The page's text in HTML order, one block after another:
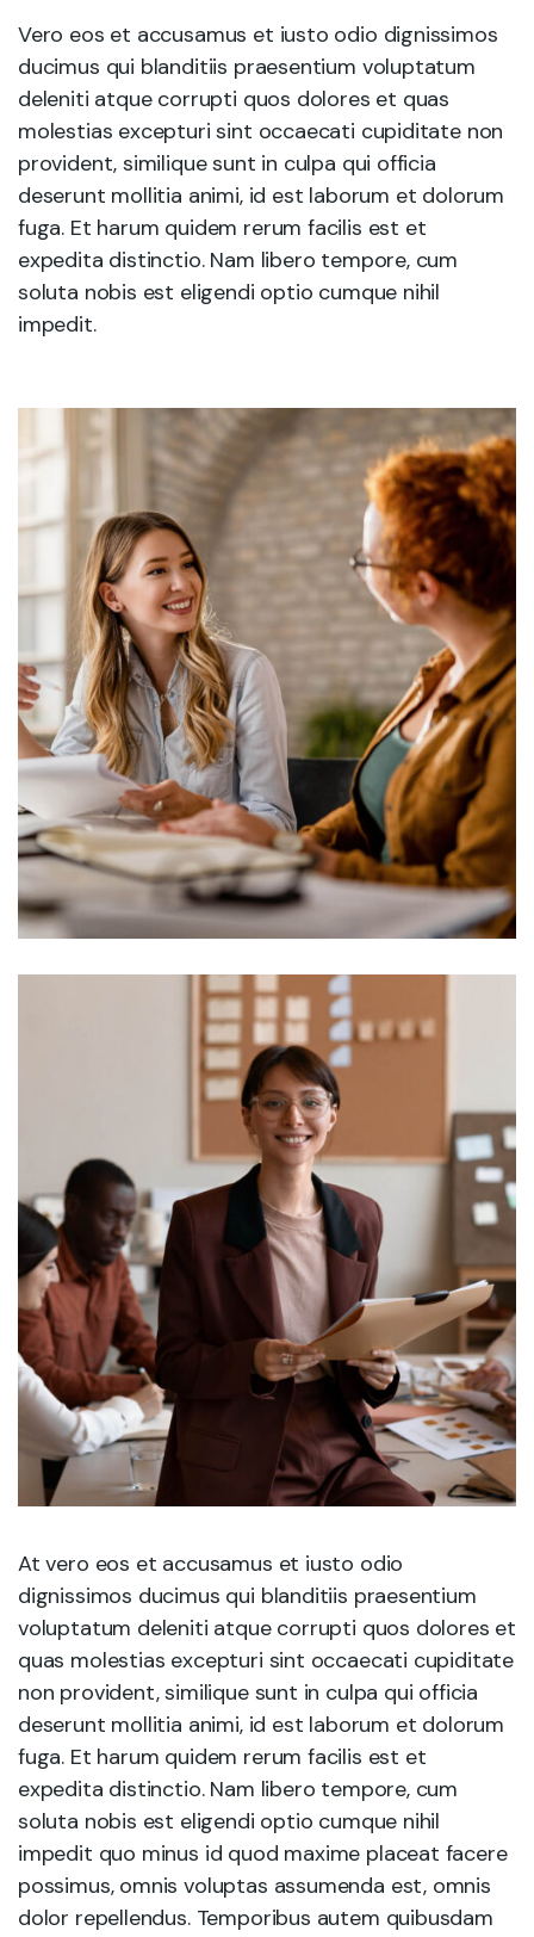
Vero eos et accusamus et iusto odio dignissimos
ducimus qui blanditiis praesentium voluptatum
deleniti atque corrupti quos dolores et quas
molestias excepturi sint occaecati cupiditate non
provident, similique sunt in culpa qui officia
deserunt mollitia animi, id est laborum et dolorum
fuga. Et harum quidem rerum facilis est et
expedita distinctio. Nam libero tempore, cum
soluta nobis est eligendi optio cumque nihil
impedit.
At vero eos et accusamus et iusto odio
dignissimos ducimus qui blanditiis praesentium
voluptatum deleniti atque corrupti quos dolores et
quas molestias excepturi sint occaecati cupiditate
non provident, similique sunt in culpa qui officia
deserunt mollitia animi, id est laborum et dolorum
fuga. Et harum quidem rerum facilis est et
expedita distinctio. Nam libero tempore, cum
soluta nobis est eligendi optio cumque nihil
impedit quo minus id quod maxime placeat facere
possimus, omnis voluptas assumenda est, omnis
dolor repellendus. Temporibus autem quibusdam